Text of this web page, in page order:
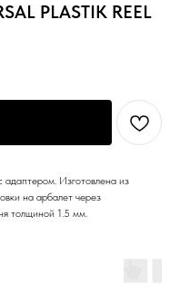
PLASTIK REEL
адаптером. Изготовлена из
на арбалет через
толщиной 1.5 мм.